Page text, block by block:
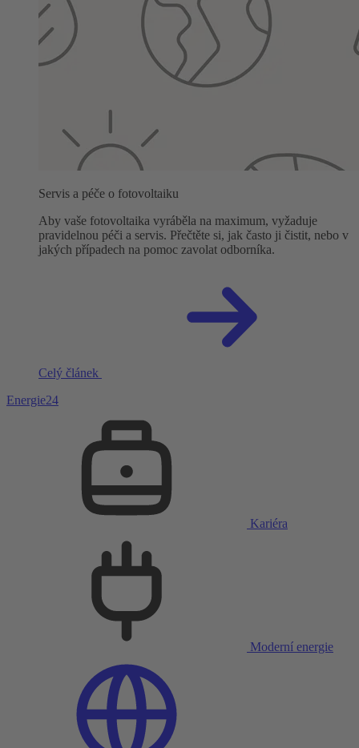
Servis a péče o fotovoltaiku
Aby vaše fotovoltaika vyráběla na maximum, vyžaduje
pravidelnou péči a servis. Přečtěte si, jak často ji čistit, nebo v
jakých případech na pomoc zavolat odborníka.
Celý článek
Energie24
Kariéra
Moderní energie